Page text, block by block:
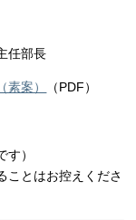
任部長
案） （PDF）
す）
ことはお控えくださ